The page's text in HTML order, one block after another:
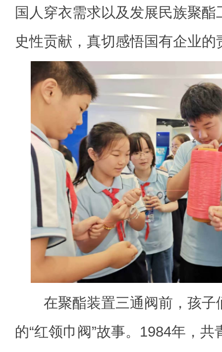
国人穿衣需求以及发展民族聚
史性贡献，真切感悟国有企业的
在聚酯装置三通阀前，孩子
的“红领巾阀”故事。1984年，